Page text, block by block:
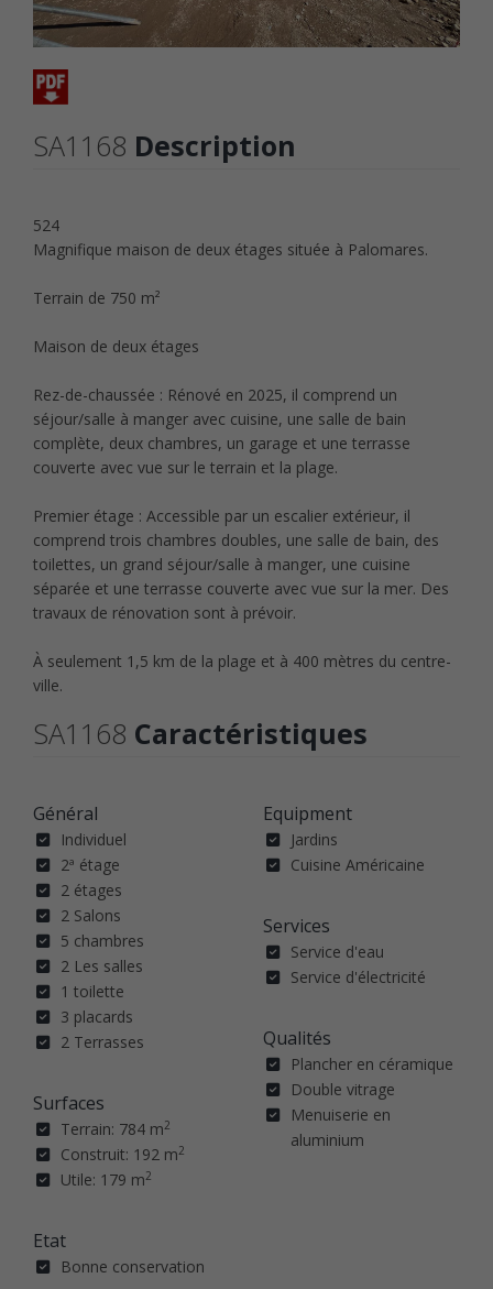
SA1168 Description
524
Magnifique maison de deux étages située à Palomares.
Terrain de 750 m²
Maison de deux étages
Rez-de-chaussée : Rénové en 2025, il comprend un
séjour/salle à manger avec cuisine, une salle de bain
complète, deux chambres, un garage et une terrasse
couverte avec vue sur le terrain et la plage.
Premier étage : Accessible par un escalier extérieur, il
comprend trois chambres doubles, une salle de bain, des
toilettes, un grand séjour/salle à manger, une cuisine
séparée et une terrasse couverte avec vue sur la mer. Des
travaux de rénovation sont à prévoir.
À seulement 1,5 km de la plage et à 400 mètres du centre-
ville.
SA1168 Caractéristiques
Général
Individuel
2ª étage
2 étages
2 Salons
5 chambres
2 Les salles
1 toilette
3 placards
2 Terrasses
Surfaces
Terrain: 784 m2
Construit: 192 m2
Utile: 179 m2
Etat
Bonne conservation
Equipment
Jardins
Cuisine Américaine
Services
Service d'eau
Service d'électricité
Qualités
Plancher en céramique
Double vitrage
Menuiserie en
aluminium